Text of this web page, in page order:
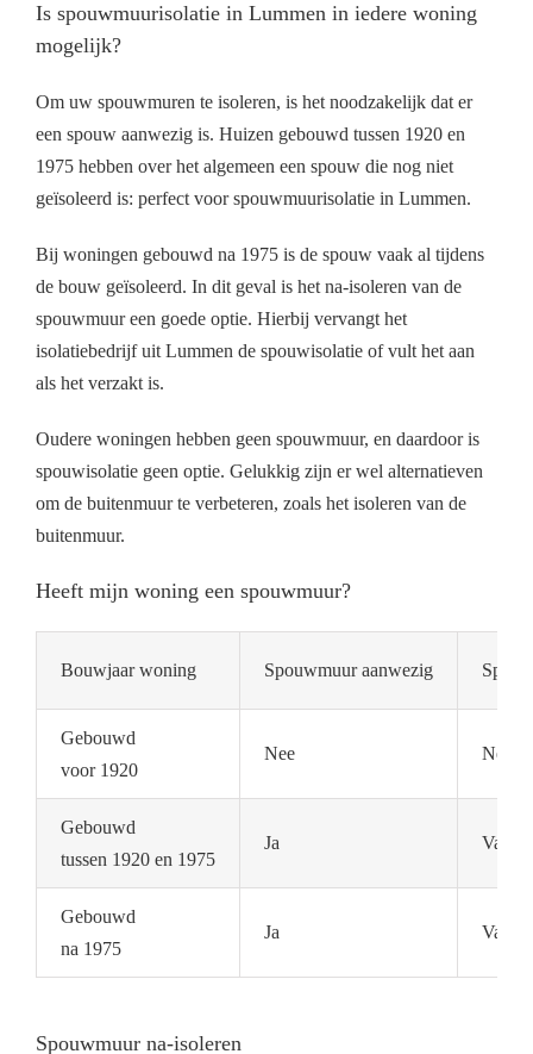
Is spouwmuurisolatie in Lummen in iedere woning
mogelijk?
Om uw spouwmuren te isoleren, is het noodzakelijk dat er
een spouw aanwezig is. Huizen gebouwd tussen 1920 en
1975 hebben over het algemeen een spouw die nog niet
geïsoleerd is: perfect voor spouwmuurisolatie in Lummen.
Bij woningen gebouwd na 1975 is de spouw vaak al tijdens
de bouw geïsoleerd. In dit geval is het na-isoleren van de
spouwmuur een goede optie. Hierbij vervangt het
isolatiebedrijf uit Lummen de spouwisolatie of vult het aan
als het verzakt is.
Oudere woningen hebben geen spouwmuur, en daardoor is
spouwisolatie geen optie. Gelukkig zijn er wel alternatieven
om de buitenmuur te verbeteren, zoals het isoleren van de
buitenmuur.
Heeft mijn woning een spouwmuur?
Bouwjaar woning Spouwmuur aanwezig
Gebouwd
voor 1920
Nee Nee
Gebouwd
tussen 1920 en 1975
Ja Vaak
Gebouwd
na 1975
Ja Vaak
Spouwmuur na-isoleren